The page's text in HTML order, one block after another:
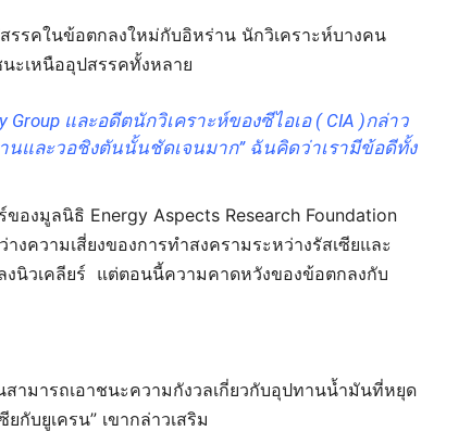
รคในข้อตกลงใหม่กับอิหร่าน นักวิเคราะห์บางคน
นะเหนืออุปสรรคทั้งหลาย
Group และอดีตนักวิเคราะห์ของซีไอเอ ( CIA )กล่าว
และวอชิงตันนั้นชัดเจนมาก” ฉันคิดว่าเรามีข้อดีทั้ง
งมูลนิธิ Energy Aspects Research Foundation
ความเสี่ยงของการทำสงครามระหว่างรัสเซียและ
งนิวเคลียร์ แต่ตอนนี้ความคาดหวังของข้อตกลงกับ
ามารถเอาชนะความกังวลเกี่ยวกับอุปทานน้ำมันที่หยุด
กับยูเครน” เขากล่าวเสริม